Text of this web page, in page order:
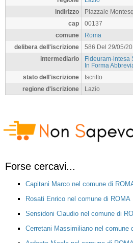
indirizzo
Piazzale
cap
00137
comune
Roma
delibera dell'iscrizione
586 Del 29/05/
intermediario
Fideuram-intesa
In Forma
stato dell'iscrizione
Iscritto
regione d'iscrizione
Lazio
Forse cercavi...
Capitani Marco nel comune di
Rosati Enrico nel comune di ROMA
Sensidoni Claudio nel comune di
Cerretani Massimiliano nel comune